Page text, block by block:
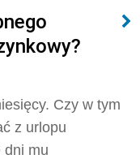
Czy w tym
z urlopu
dni mu